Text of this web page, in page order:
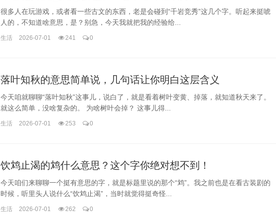
很多人在玩游戏，或者看一些古文的东西，老是会碰到“千岩竞秀”这几个字。听起来挺唬
人的，不知道啥意思，是？别急，今天我就把我的经验给...
生活 2026-07-01 241 0
落叶知秋的意思简单说，几句话让你明白这层含义
今天咱就聊聊“落叶知秋”这事儿，说白了，就是看着树叶变黄、掉落，就知道秋天来了。
就这么简单，没啥复杂的。 为啥树叶会掉？ 这事儿得...
生活 2026-07-01 253 0
饮鸩止渴的鸩什么意思？这个字你绝对想不到！
今天咱们来聊聊一个挺有意思的字，就是标题里说的那个“鸩”。我之前也是在看古装剧的
时候，听里头人说什么“饮鸩止渴”，当时就觉得挺奇怪...
生活 2026-07-01 262 0